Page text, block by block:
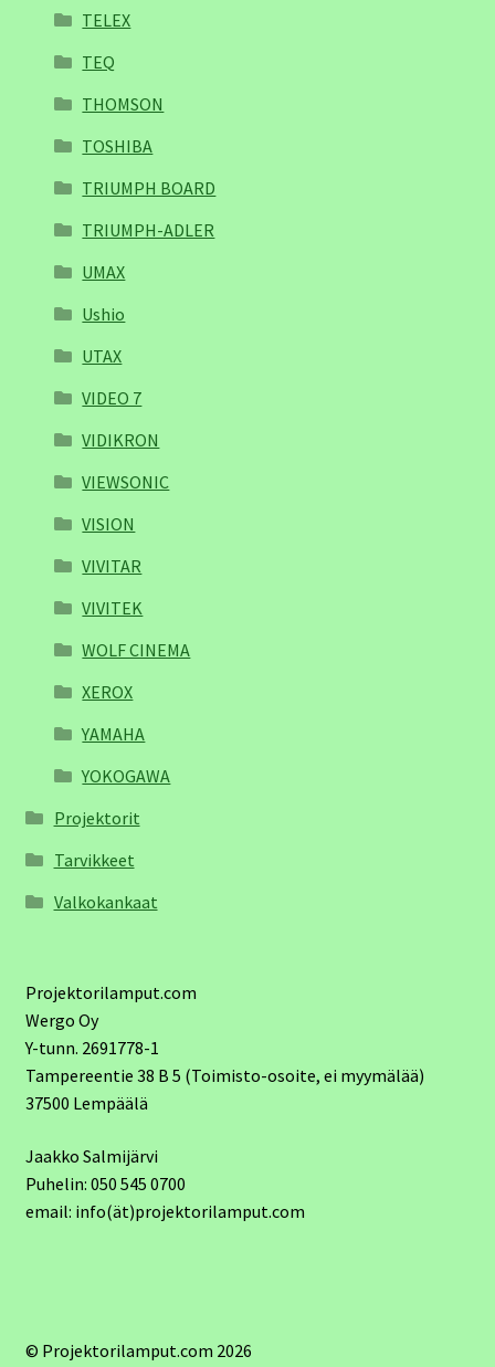
TELEX
TEQ
THOMSON
TOSHIBA
TRIUMPH BOARD
TRIUMPH-ADLER
UMAX
Ushio
UTAX
VIDEO 7
VIDIKRON
VIEWSONIC
VISION
VIVITAR
VIVITEK
WOLF CINEMA
XEROX
YAMAHA
YOKOGAWA
Projektorit
Tarvikkeet
Valkokankaat
Projektorilamput.com
Wergo Oy
Y-tunn. 2691778-1
Tampereentie 38 B 5 (Toimisto-osoite, ei myymälää)
37500 Lempäälä
Jaakko Salmijärvi
Puhelin: 050 545 0700
email: info(ät)projektorilamput.com
© Projektorilamput.com 2026